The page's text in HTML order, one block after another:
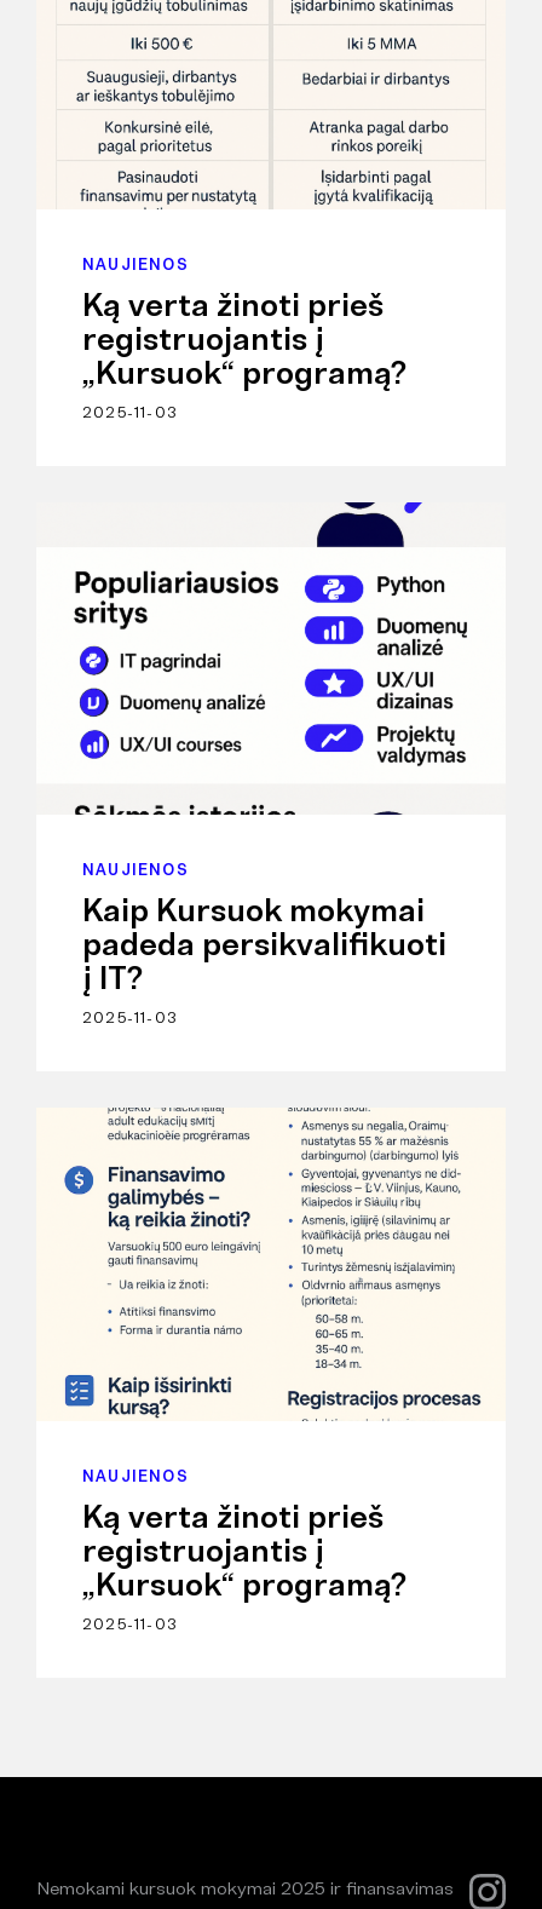
NAUJIENOS
Ką verta žinoti prieš
registruojantis į
„Kursuok“ programą?
2025-11-03
NAUJIENOS
Kaip Kursuok mokymai
padeda persikvalifikuoti
į IT?
2025-11-03
NAUJIENOS
Ką verta žinoti prieš
registruojantis į
„Kursuok“ programą?
2025-11-03
Nemokami kursuok mokymai 2025 ir finansavimas